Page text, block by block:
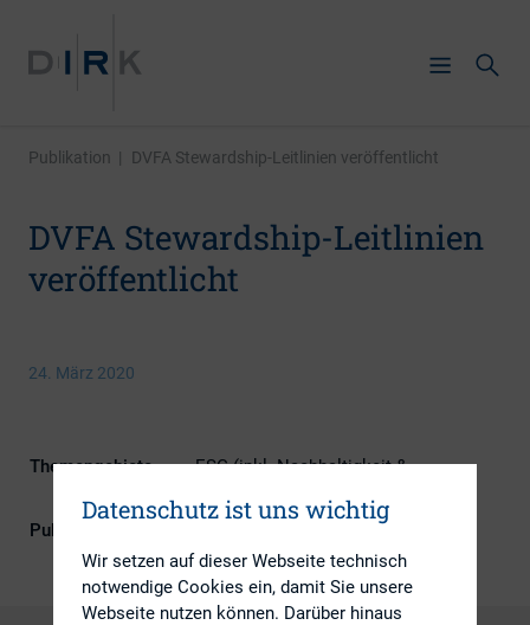
Publikation | DVFA Stewardship-Leitlinien veröffentlicht
DVFA Stewardship-Leitlinien
veröffentlicht
24. März 2020
Themengebiete
ESG (inkl. Nachhaltigkeit &
Publikationsform
Datenschutz ist uns wichtig
Wir setzen auf dieser Webseite technisch
notwendige Cookies ein, damit Sie unsere
Webseite nutzen können. Darüber hinaus